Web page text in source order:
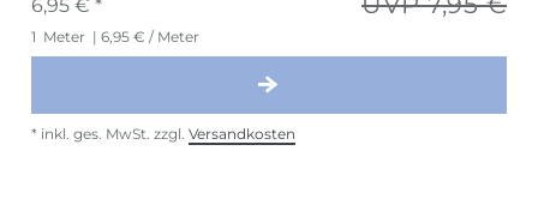
6,95 € *
1 Meter | 6,95 € / Meter
* inkl. ges. MwSt. zzgl. Versandkosten